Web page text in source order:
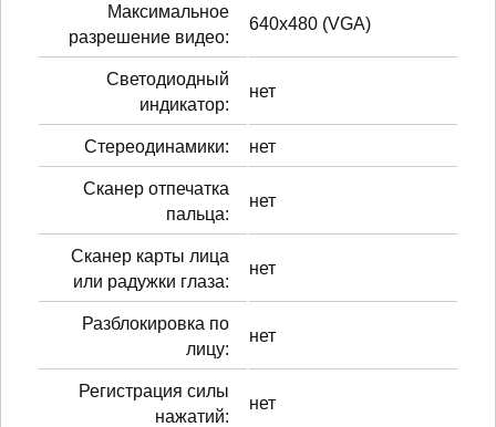
Максимальное
разрешение видео:
640x480 (VGA)
Светодиодный
индикатор:
нет
Стереодинамики: нет
Сканер отпечатка
пальца:
нет
Сканер карты лица
или радужки глаза:
нет
Разблокировка по
лицу:
нет
Регистрация силы
нажатий:
нет